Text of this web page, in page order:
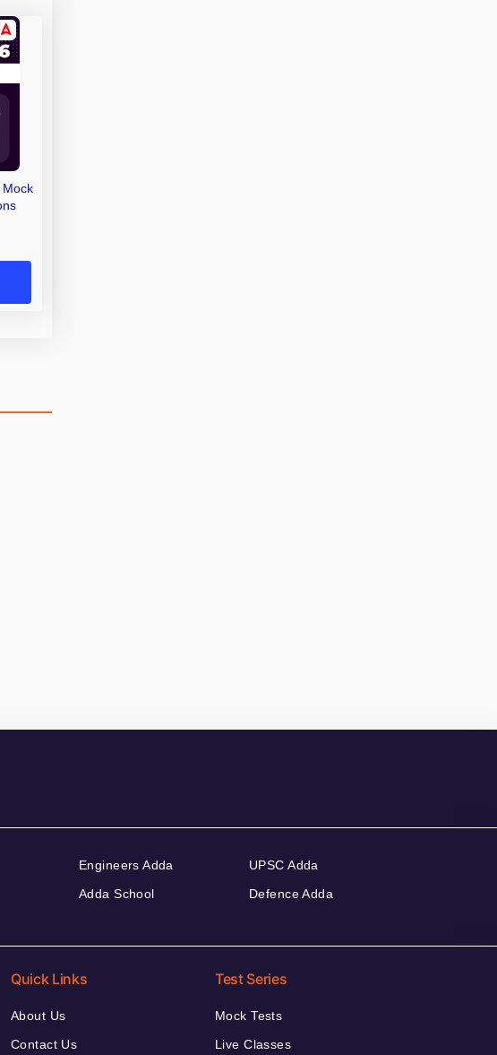
Mock
Engineers Adda
Adda School
UPSC Adda
Defence Adda
Quick Links
About Us
Contact Us
Test Series
Mock Tests
Live Classes